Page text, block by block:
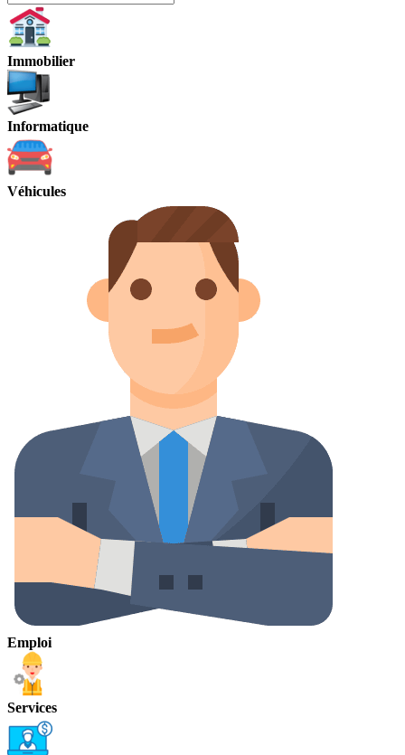
Immobilier
Informatique
Véhicules
Emploi
Services